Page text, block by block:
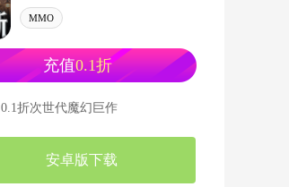
MMO
充值0.1折
0.1折次世代魔幻巨作
安卓版下载